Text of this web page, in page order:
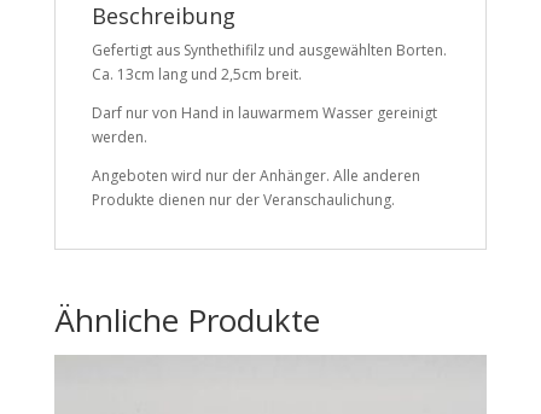
Beschreibung
Gefertigt aus Synthethifilz und ausgewählten Borten.
Ca. 13cm lang und 2,5cm breit.
Darf nur von Hand in lauwarmem Wasser gereinigt
werden.
Angeboten wird nur der Anhänger. Alle anderen
Produkte dienen nur der Veranschaulichung.
Ähnliche Produkte